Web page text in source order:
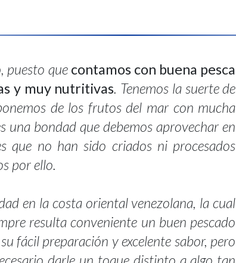
puesto que contamos con buena pesca
y muy nutritivas. Tenemos la suerte de
de los frutos del mar con mucha
una bondad que debemos aprovechar en
que no han sido criados ni procesados
por ello.
en la costa oriental venezolana, la cual
resulta conveniente un buen pescado
fácil preparación y excelente sabor, pero